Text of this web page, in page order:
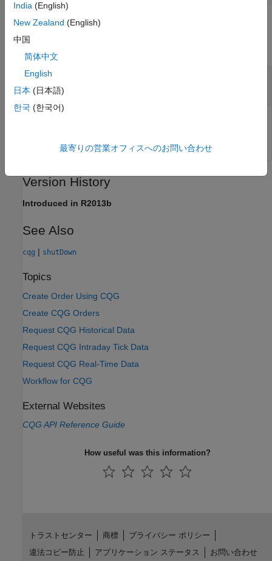
Input Arguments
collapse all
c—
connection object
Version History
Introduced in R2013b
See Also
cqg | shutDown
Topics
Create Order Using CQG
Create CQG Orders
Request CQG Historical Data
Request CQG Intraday Tick Data
Request CQG Real-Time Data
Workflow for CQG
External Websites
CQG API Reference Guide
How useful was this information?
India (English)
New Zealand (English)
中国
简体中文
English
日本 (日本語)
한국 (한국어)
最寄りの営業オフィスへのお問い合わせ
トラストセンター 商標
プライバシー ポリシー
違法コピー防止
アプリケーション ステータス お問い合わせ